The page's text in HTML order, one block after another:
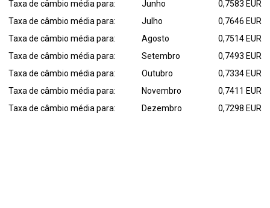
Taxa de câmbio média para: Junho
0,7583 EUR
Taxa de câmbio média para:
Julho
0,7646 EUR
Taxa de câmbio média para:
Agosto
0,7514 EUR
Taxa de câmbio média para:
Setembro
0,7493 EUR
Taxa de câmbio média para:
Outubro
0,7334 EUR
Taxa de câmbio média para:
Novembro
0,7411 EUR
Taxa de câmbio média para:
Dezembro 0,7298 EUR